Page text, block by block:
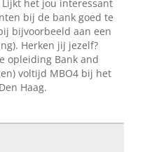
het jou interessant
bij de bank goed te
bijvoorbeeld aan een
Herken jij jezelf?
opleiding Bank and
voltijd MBO4 bij het
Haag.